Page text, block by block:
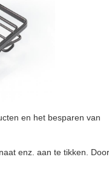
en het besparen van
enz. aan te tikken.